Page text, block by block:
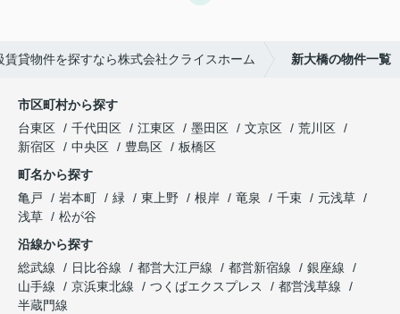
貸物件を探すなら株式会社クライスホーム 新大橋の物件一覧
市区町村から探す
台東区
千代田区 江東区 墨田区 文京区
荒川区
新宿区
中央区 豊島区
板橋区
町名から探す
亀戸
岩本町 緑 東上野 根岸 竜泉 千束
元浅草
浅草
松が谷
沿線から探す
総武線
日比谷線 都営大江戸線 都営新宿線
銀座線
山手線
京浜東北線 つくばエクスプレス
都営浅草線
半蔵門線